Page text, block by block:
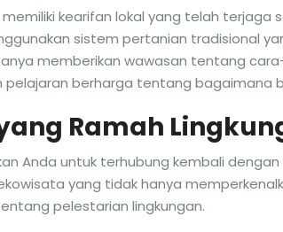
kearifan lokal yang telah terjaga
sistem pertanian tradisional
memberikan wawasan tentang
berharga tentang bagaimana
Ramah
Anda untuk terhubung kembali
yang tidak hanya
pelestarian lingkungan.